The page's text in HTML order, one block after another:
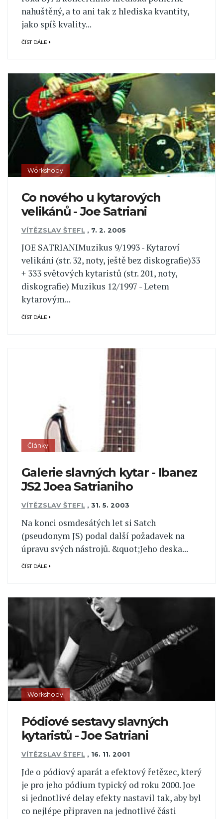
nahuštěný, a to ani tak z hlediska kvantity,
jako spíš kvality...
ČÍST DÁLE
Workshopy
Co nového u kytarových
velikánů - Joe Satriani
VÍTĚZSLAV ŠTEFL , 7. 2. 2005
JOE SATRIANIMuzikus 9/1993 - Kytaroví
velikáni (str. 32, noty, ještě bez diskografie)33
+ 333 světových kytaristů (str. 201, noty,
diskografie) Muzikus 12/1997 - Letem
kytarovým...
ČÍST DÁLE
Články
Galerie slavných kytar - Ibanez
JS2 Joea Satrianiho
VÍTĚZSLAV ŠTEFL , 31. 5. 2003
Na konci osmdesátých let si Satch
(pseudonym JS) podal další požadavek na
úpravu svých nástrojů. &quot;Jeho deska...
ČÍST DÁLE
Workshopy
Pódiové sestavy slavných
kytaristů - Joe Satriani
VÍTĚZSLAV ŠTEFL , 16. 11. 2001
Jde o pódiový aparát a efektový řetězec, který
je pro jeho pódium typický od roku 2000. Joe
si jednotlivé delay efekty nastavil tak, aby byl
co nejlépe připraven na jednotlivé části